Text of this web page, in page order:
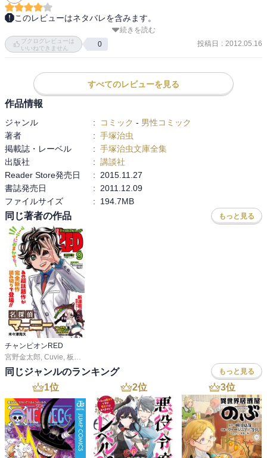
このレビューはネタバレを含みます。
ＴＶ局のスタジオに住み着いた妖怪・ブッキラと、ドジばかりでさ
えないタレントのトロ子は恋人同士。妖怪に好かれやすいトロ子
年チャンピオン」に描かれた娯楽作！　ピューマに育てられた少年
が活躍する『牙人（きばんど）』も収録。
続きを読む
ブクログレビューは
いいねできません
0 投稿日 : 2012.05.16
すべてのレビューを見る
作品情報
ジャンル : コミック - 男性コミック
著者
: 手塚治虫
掲載誌・レーベル
: 手塚治虫文庫全集
出版社
: 講談社
Reader Store発売日
:
2015.11.27
書誌発売日
:
2011.12.09
ファイルサイズ
: 194.7MB
同じ著者の作品 もっと見る
チャンピオンRED
宮野金太郎, Cuvie, 板垣恵介
同じジャンルのランキング もっと見る
1位 2位 3位